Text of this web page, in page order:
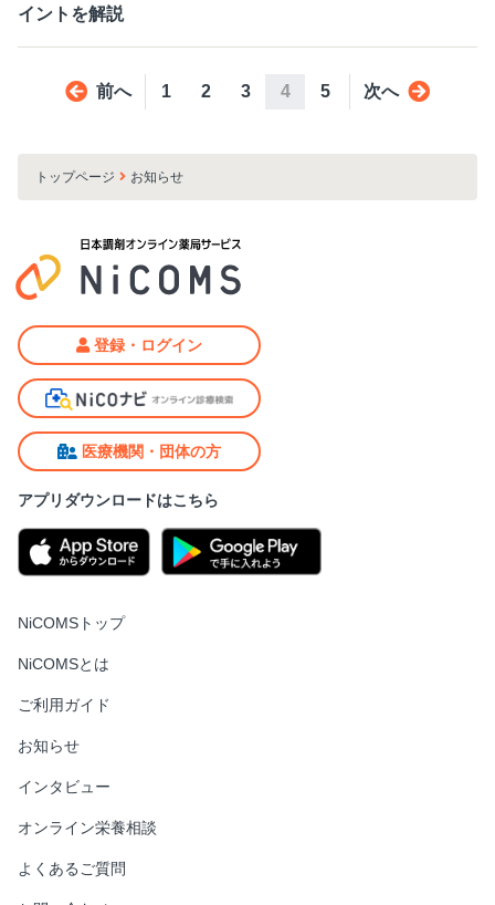
イントを解説
前へ 1 2 3 4 5 次へ
トップページ お知らせ
登録・ログイン
医療機関・団体の方
アプリダウンロードはこちら
NiCOMSトップ
NiCOMSとは
ご利用ガイド
お知らせ
インタビュー
オンライン栄養相談
よくあるご質問